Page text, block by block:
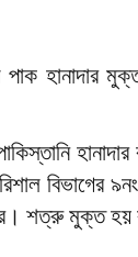
পাক হানাদার
হানাদার
বিভাগের ৯নং
শত্রু মুক্ত